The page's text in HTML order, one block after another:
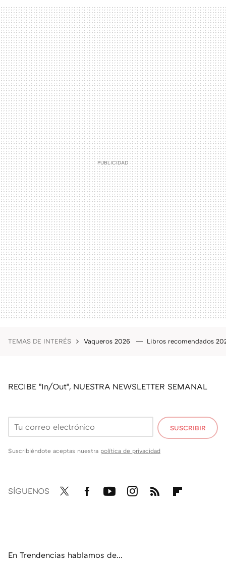
TEMAS DE INTERÉS Vaqueros 2026 Libros recomendados
RECIBE "In/Out", NUESTRA NEWSLETTER SEMANAL
SUSCRIBIR
Suscribiéndote aceptas nuestra política de privacidad
SÍGUENOS
En Trendencias hablamos de...